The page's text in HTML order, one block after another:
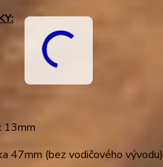
13mm
47mm (bez vodičového vývodu)